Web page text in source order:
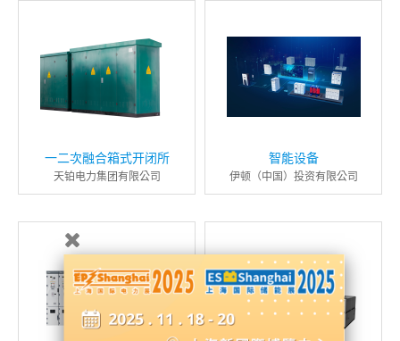
一二次融合箱式开闭所
天铂电力集团有限公司
智能设备
伊顿（中国）投资有限公司